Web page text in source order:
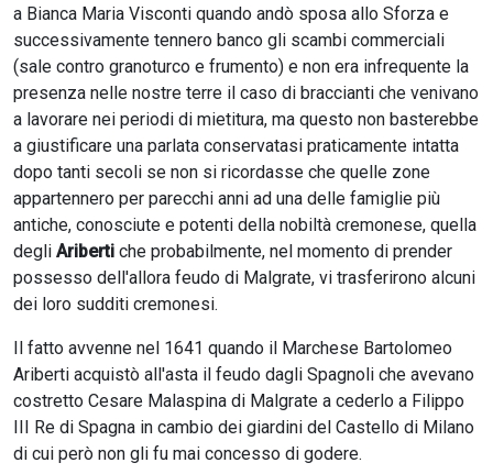
a Bianca Maria Visconti quando andò sposa allo Sforza e
successivamente tennero banco gli scambi commerciali
(sale contro granoturco e frumento) e non era infrequente la
presenza nelle nostre terre il caso di braccianti che venivano
a lavorare nei periodi di mietitura, ma questo non basterebbe
a giustificare una parlata conservatasi praticamente intatta
dopo tanti secoli se non si ricordasse che quelle zone
appartennero per parecchi anni ad una delle famiglie più
antiche, conosciute e potenti della nobiltà cremonese, quella
degli Ariberti che probabilmente, nel momento di prender
possesso dell'allora feudo di Malgrate, vi trasferirono alcuni
dei loro sudditi cremonesi.
Il fatto avvenne nel 1641 quando il Marchese Bartolomeo
Ariberti acquistò all'asta il feudo dagli Spagnoli che avevano
costretto Cesare Malaspina di Malgrate a cederlo a Filippo
III Re di Spagna in cambio dei giardini del Castello di Milano
di cui però non gli fu mai concesso di godere.